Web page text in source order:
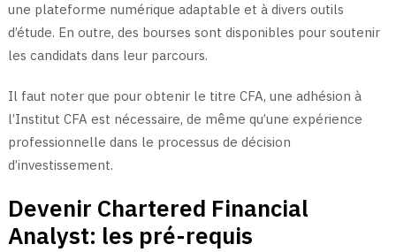
une plateforme numérique adaptable et à divers outils
d’étude. En outre, des bourses sont disponibles pour soutenir
les candidats dans leur parcours.
Il faut noter que pour obtenir le titre CFA, une adhésion à
l’Institut CFA est nécessaire, de même qu’une expérience
professionnelle dans le processus de décision
d’investissement.
Devenir Chartered Financial
Analyst: les pré-requis